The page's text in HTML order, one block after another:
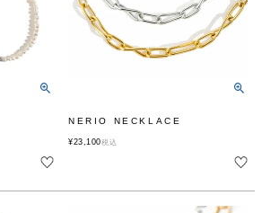
NERIO NECKLACE
¥23,100税込